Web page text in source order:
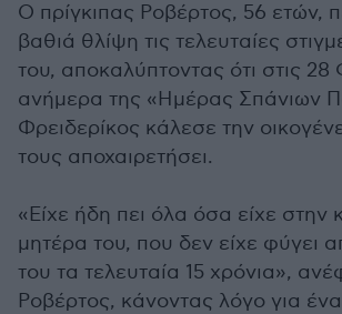
Ο πρίγκιπας Ροβέρτος, 56 ετών,
βαθιά θλίψη τις τελευταίες
του, αποκαλύπτοντας ότι στις
ανήμερα της «Ημέρας Σπάνιων
Φρειδερίκος κάλεσε την
τους αποχαιρετήσει.
«Είχε ήδη πει όλα όσα είχε στην
μητέρα του, που δεν είχε φύγει
του τα τελευταία 15 χρόνια»,
Ροβέρτος, κάνοντας λόγο για